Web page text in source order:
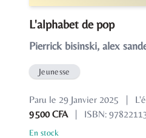
L'alphabet de pop
Pierrick bisinski, alex
Jeunesse
Paru le 29 Janvier 2025 |
9 500 CFA
| ISBN:
En stock